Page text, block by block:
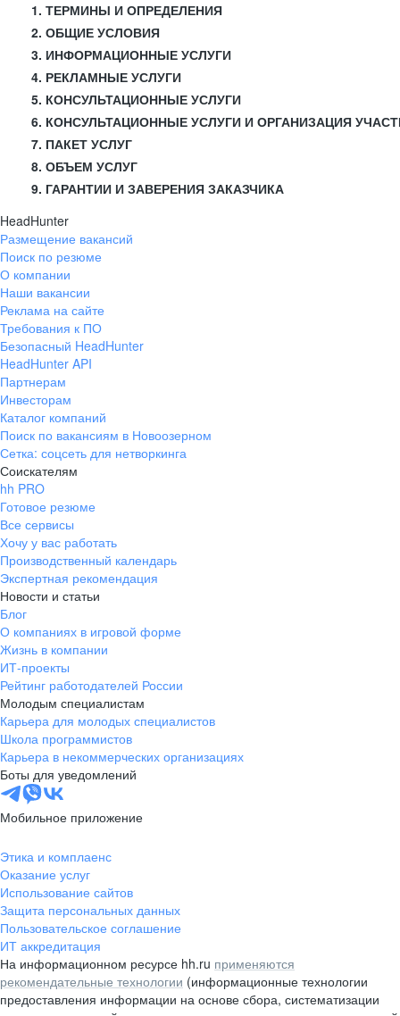
1. ТЕРМИНЫ И ОПРЕДЕЛЕНИЯ
2. ОБЩИЕ УСЛОВИЯ
3. ИНФОРМАЦИОННЫЕ УСЛУГИ
4. РЕКЛАМНЫЕ УСЛУГИ
5. КОНСУЛЬТАЦИОННЫЕ УСЛУГИ
6. КОНСУЛЬТАЦИОННЫЕ УСЛУГИ И ОРГАНИЗАЦИЯ
7. ПАКЕТ УСЛУГ
8. ОБЪЕМ УСЛУГ
9. ГАРАНТИИ И ЗАВЕРЕНИЯ ЗАКАЗЧИКА
HeadHunter
Размещение вакансий
Поиск по резюме
О компании
Наши вакансии
Реклама на сайте
Требования к ПО
Безопасный HeadHunter
HeadHunter API
Партнерам
Инвесторам
Каталог компаний
Поиск по вакансиям в Новоозерном
Сетка: соцсеть для нетворкинга
Соискателям
hh PRO
Готовое резюме
Все сервисы
Хочу у вас работать
Производственный календарь
Экспертная рекомендация
Новости и статьи
Блог
О компаниях в игровой форме
Жизнь в компании
ИТ-проекты
Рейтинг работодателей России
Молодым специалистам
Карьера для молодых специалистов
Школа программистов
Карьера в некоммерческих организациях
Боты для уведомлений
Мобильное приложение
Этика и комплаенс
Оказание услуг
Использование сайтов
Защита персональных данных
Пользовательское соглашение
ИТ аккредитация
На информационном ресурсе hh.ru применяются
рекомендательные технологии (информационные технологии
предоставления информации на основе сбора, систематизации